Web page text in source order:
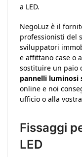
a LED.
NegoLuz è il
professionisti del
sviluppatori
e affittano case o
sostituire un paio
pannelli luminosi
online e noi
ufficio o alla
Fissaggi
LED